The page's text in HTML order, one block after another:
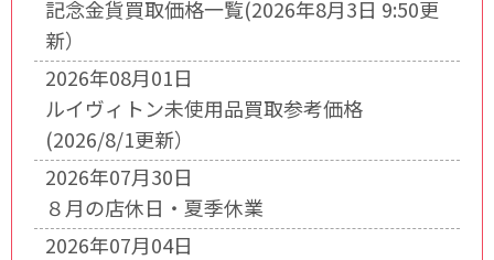
記念金貨買取価格一覧(2026年8月3日 9:50更
新）
2026年08月01日
ルイヴィトン未使用品買取参考価格
(2026/8/1更新）
2026年07月30日
８月の店休日・夏季休業
2026年07月04日